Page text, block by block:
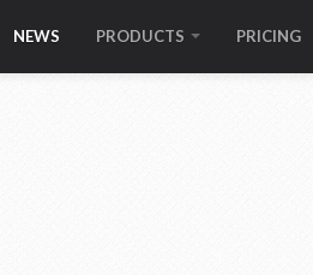
NEWS PRODUCTS PRICING